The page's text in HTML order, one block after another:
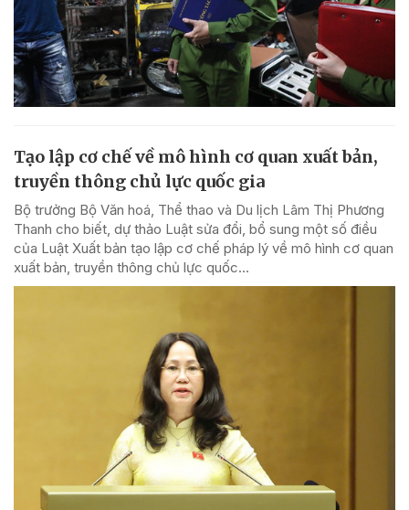
Tạo lập cơ chế về mô hình cơ quan xuất bản,
truyền thông chủ lực quốc gia
Bộ trưởng Bộ Văn hoá, Thể thao và Du lịch Lâm Thị Phương
Thanh cho biết, dự thảo Luật sửa đổi, bổ sung một số điều
của Luật Xuất bản tạo lập cơ chế pháp lý về mô hình cơ quan
xuất bản, truyền thông chủ lực quốc...